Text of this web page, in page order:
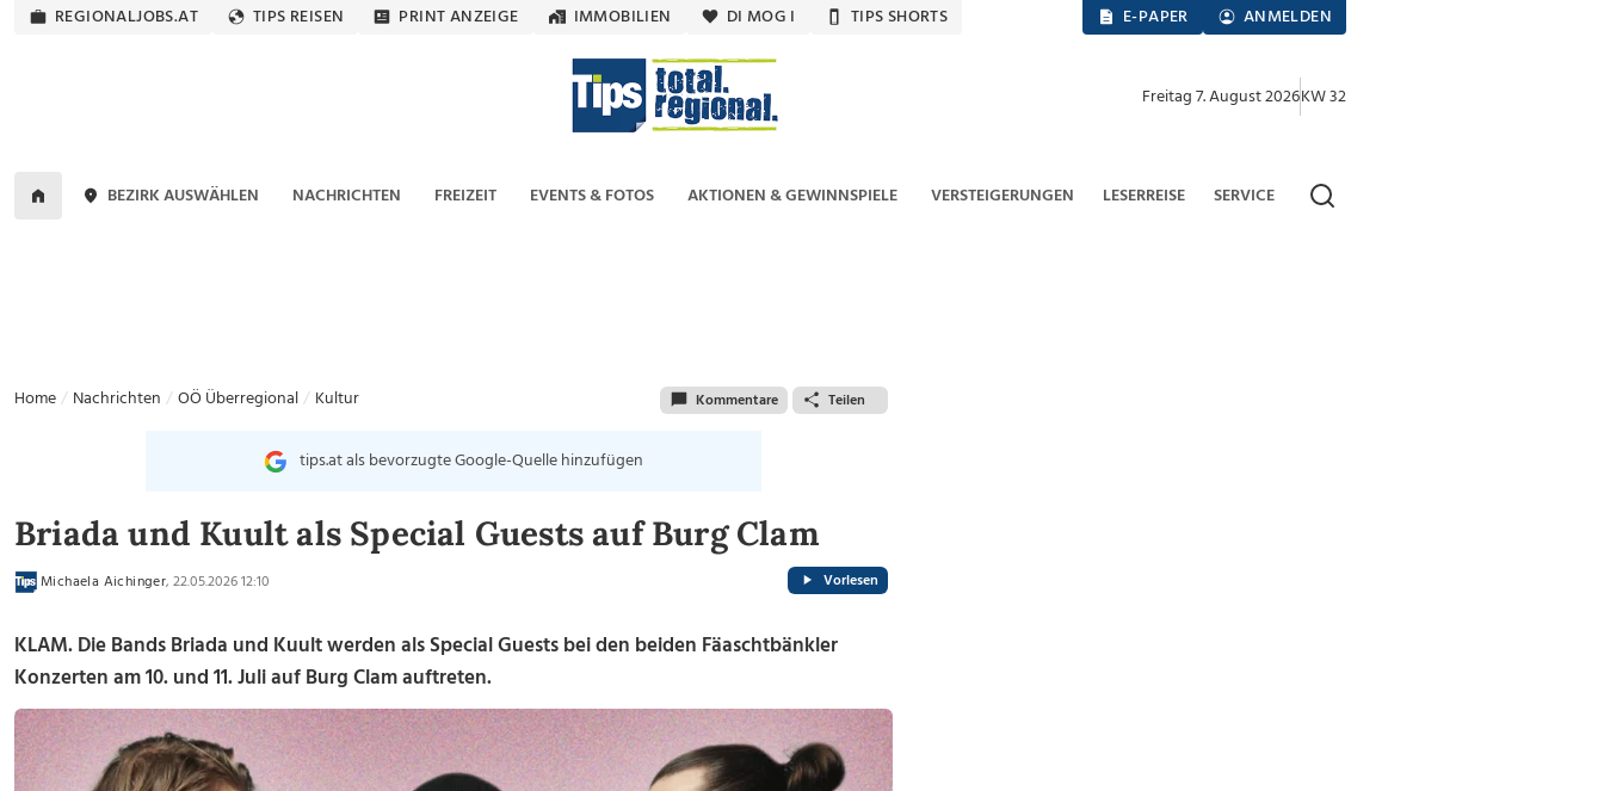
REGIONALJOBS.AT TIPS REISEN PRINT ANZEIGE IMMOBILIEN DI MOG I TIPS SHORTS E-PAPER ANMELDEN
Freitag 7. August 2026KW 32
BEZIRK AUSWÄHLEN NACHRICHTEN FREIZEIT EVENTS & FOTOS AKTIONEN & GEWINNSPIELE VERSTEIGERUNGEN LESERREISE SERVICE
Home Nachrichten OÖ Überregional Kultur Kommentare Teilen
tips.at als bevorzugte Google-Quelle hinzufügen
Briada und Kuult als Special Guests auf Burg Clam
Michaela Aichinger, 22.05.2026 12:10 Vorlesen
KLAM. Die Bands Briada und Kuult werden als Special Guests bei den beiden Fäaschtbänkler
Konzerten am 10. und 11. Juli auf Burg Clam auftreten.